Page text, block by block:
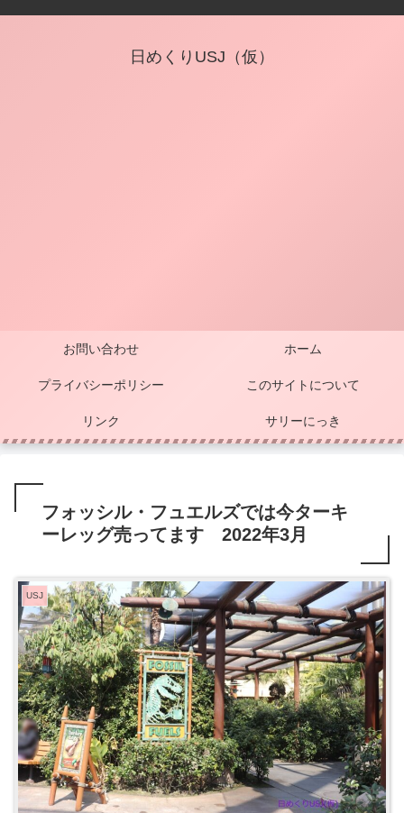
日めくりUSJ（仮）
お問い合わせ ホーム
プライバシーポリシー このサイトについて
リンク サリーにっき
フォッシル・フュエルズでは今ターキ
ーレッグ売ってます 2022年3月
USJ